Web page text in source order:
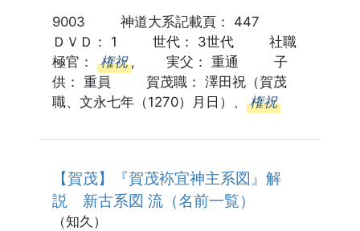
9003 神道大系記載頁： 447
ＤＶＤ： 1 世代： 3世代 社職
極官： 権祝 , 実父： 重通 子
供： 重員 賀茂職： 澤田祝（賀茂
職、文永七年（1270）月日）、 権祝
【賀茂】『賀茂袮宜神主系図』解
説 新古系図 流（名前一覧）
（知久）